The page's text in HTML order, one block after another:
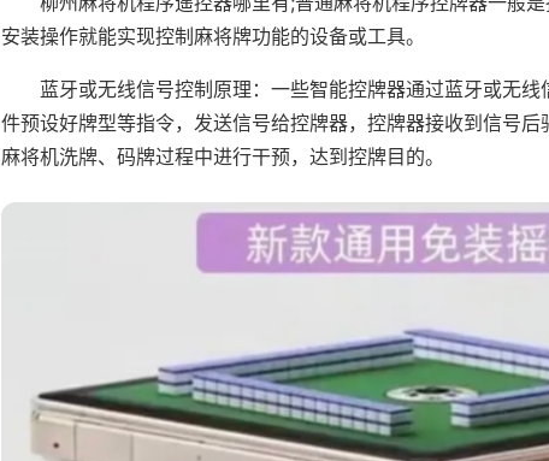
安装操作就能实现控制麻将牌功能的设备或工具。
蓝牙或无线信号控制原理：一些智能控牌器通过蓝牙或无
件预设好牌型等指令，发送信号给控牌器，控牌器接收到信号
麻将机洗牌、码牌过程中进行干预，达到控牌目的。